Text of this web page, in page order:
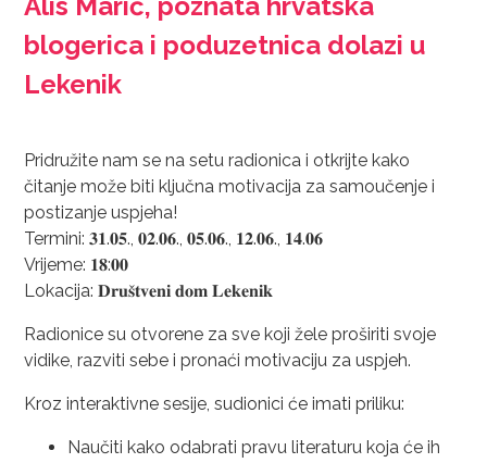
blogerica i poduzetnica dolazi u
Lekenik
Pridružite nam se na setu radionica i otkrijte kako
čitanje može biti ključna motivacija za samoučenje i
postizanje uspjeha!
Termini: 𝟑𝟏.𝟎𝟓., 𝟎𝟐.𝟎𝟔., 𝟎𝟓.𝟎𝟔., 𝟏𝟐.𝟎𝟔., 𝟏𝟒.𝟎𝟔
Vrijeme: 𝟏𝟖:𝟎𝟎
Lokacija: 𝐃𝐫𝐮𝐬̌𝐭𝐯𝐞𝐧𝐢 𝐝𝐨𝐦 𝐋𝐞𝐤𝐞𝐧𝐢𝐤
Radionice su otvorene za sve koji žele proširiti svoje
vidike, razviti sebe i pronaći motivaciju za uspjeh.
Kroz interaktivne sesije, sudionici će imati priliku:
Naučiti kako odabrati pravu literaturu koja će ih